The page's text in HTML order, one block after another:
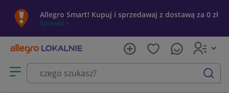
Allegro Smart! Kupuj i sprzedawaj z dostawą za 0 zł
Sprawdź »
Otwórz menu z kategoriami
szukaj